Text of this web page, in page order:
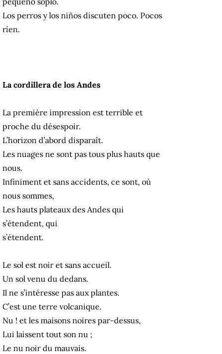
Los perros y los niños discuten poco. Pocos
ríen.
La cordillera de los Andes
La première impression est terrible et
proche du désespoir.
L’horizon d’abord disparaît.
Les nuages ne sont pas tous plus hauts que
nous.
Infiniment et sans accidents, ce sont, où
nous sommes,
Les hauts plateaux des Andes qui
s’étendent, qui
s’étendent.
Le sol est noir et sans accueil.
Un sol venu du dedans.
Il ne s’intéresse pas aux plantes.
C’est une terre volcanique.
Nu ! et les maisons noires par-dessus,
Lui laissent tout son nu ;
Le nu noir du mauvais.